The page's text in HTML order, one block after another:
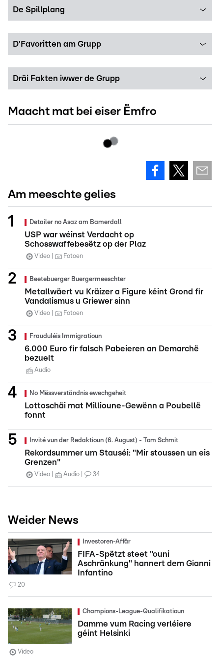
De Spillplang
D'Favoritten am Grupp
Dräi Fakten iwwer de Grupp
Maacht mat bei eiser Ëmfro
Am meeschte gelies
Detailer no Asaz am Bamerdall
USP war wéinst Verdacht op
Schosswaffebesëtz op der Plaz
Video Fotoen
Beetebuerger Buergermeeschter
Metallwäert vu Kräizer a Figure kéint Grond fir
Vandalismus u Griewer sinn
Video Fotoen
Frauduléis Immigratioun
6.000 Euro fir falsch Pabeieren an Demarchë
bezuelt
Audio
No Mëssverständnis ewechgeheit
Lottoschäi mat Millioune-Gewënn a Poubellë
fonnt
Invité vun der Redaktioun (6. August) - Tom Schmit
Rekordsummer um Stauséi: "Mir stoussen un eis
Grenzen"
Video Audio 34
Weider News
Investoren-Affär
FIFA-Spëtzt steet "ouni
Aschränkung" hannert dem Gianni
Infantino
20
Champions-League-Qualifikatioun
Damme vum Racing verléiere
géint Helsinki
Video